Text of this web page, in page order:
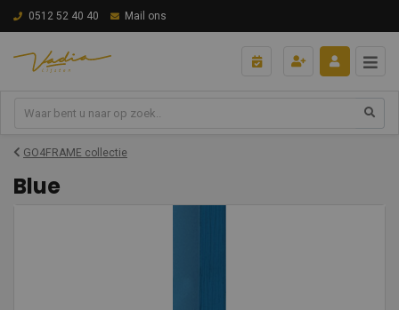
0512 52 40 40 Mail ons
GO4FRAME collectie
Blue